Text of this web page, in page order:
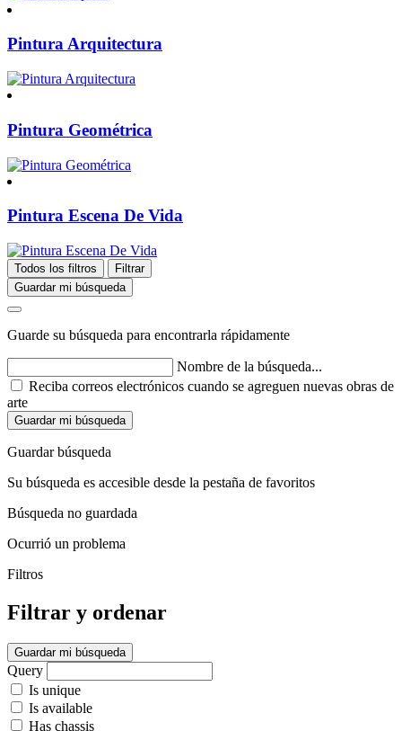
Pintura Arquitectura
Pintura Geométrica
Pintura Escena De Vida
Todos los filtros
Filtrar
Guardar mi búsqueda
Guarde su búsqueda para encontrarla rápidamente
Nombre de la búsqueda...
Reciba correos electrónicos cuando se agreguen nuevas obras de
arte
Guardar mi búsqueda
Guardar búsqueda
Su búsqueda es accesible desde la pestaña de favoritos
Búsqueda no guardada
Ocurrió un problema
Filtros
Filtrar y ordenar
Guardar mi búsqueda
Query
Is unique
Is available
Has chassis